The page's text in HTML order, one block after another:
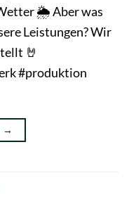
🌦 Aber was
Leistungen? Wir
🤘
#produktion
→